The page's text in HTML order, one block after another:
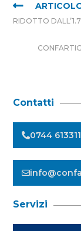
RIDOTTO
Contatti
0744 613311
Servizi